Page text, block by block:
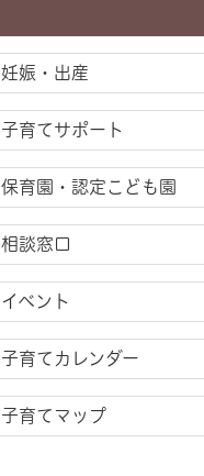
妊娠・出産
子育てサポート
保育園・認定こども園
相談窓口
イベント
子育てカレンダー
子育てマップ